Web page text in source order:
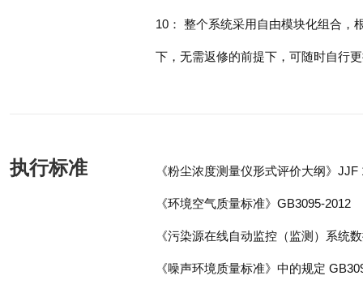
10： 整个系统采用自由模块化组合，
下，无需返修的前提下，可随时自行
执行标准 《粉尘浓度测量仪形式评价大纲》JJF
《环境空气质量标准》GB3095-2012
《污染源在线自动监控（监测）系统
《噪声环境质量标准》中的规定